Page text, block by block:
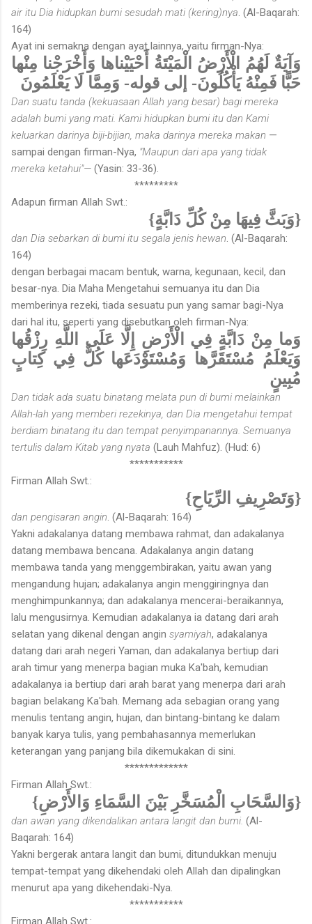
air itu Dia hidupkan bumi sesudah mati (kering)nya . (Al-Baqarah:
164)
Ayat ini semakna dengan ayat lainnya, yaitu firman-Nya:
وَآيَةٌ لَهُمُ الْأَرْضُ الْمَيْتَةُ أَحْيَيْناها وَأَخْرَجْنا مِنْها
حَبًّا فَمِنْهُ يَأْكُلُونَ- إلى قوله- وَمِمَّا لَا يَعْلَمُونَ
Dan suatu tanda (kekuasaan Allah yang besar) bagi mereka
adalah bumi yang mati. Kami hidupkan bumi itu dan Kami
keluarkan darinya biji-bijian, maka darinya mereka makan —
sampai dengan firman-Nya, "Maupun dari apa yang tidak
mereka ketahui"— (Yasin: 33-36).
*********
Adapun firman Allah Swt.:
{وَبَثَّ فِيهَا مِنْ كُلِّ دَابَّةٍ}
dan Dia sebarkan di bumi itu segala jenis hewan . (Al-Baqarah:
164)
dengan berbagai macam bentuk, warna, kegunaan, kecil, dan
besar-nya. Dia Maha Mengetahui semuanya itu dan Dia
memberinya rezeki, tiada sesuatu pun yang samar bagi-Nya
dari hal itu, seperti yang disebutkan oleh firman-Nya:
وَما مِنْ دَابَّةٍ فِي الْأَرْضِ إِلَّا عَلَى اللَّهِ رِزْقُها
وَيَعْلَمُ مُسْتَقَرَّها وَمُسْتَوْدَعَها كُلٌّ فِي كِتابٍ
مُبِينٍ
Dan tidak ada suatu binatang melata pun di bumi melainkan
Allah-lah yang memberi rezekinya, dan Dia mengetahui tempat
berdiam binatang itu dan tempat penyimpanannya. Semuanya
tertulis dalam Kitab yang nyata (Lauh Mahfuz). (Hud: 6)
***********
Firman Allah Swt.:
{وَتَصْرِيفِ الرِّيَاحِ}
dan pengisaran angin . (Al-Baqarah: 164)
Yakni adakalanya datang membawa rahmat, dan adakalanya
datang membawa bencana. Adakalanya angin datang
membawa tanda yang menggembirakan, yaitu awan yang
mengandung hujan; adakalanya angin menggiringnya dan
menghimpunkannya; dan adakalanya mencerai-beraikannya,
lalu mengusirnya. Kemudian adakalanya ia datang dari arah
selatan yang dikenal dengan angin syamiyah, adakalanya
datang dari arah negeri Yaman, dan adakalanya bertiup dari
arah timur yang menerpa bagian muka Ka'bah, kemudian
adakalanya ia bertiup dari arah barat yang menerpa dari arah
bagian belakang Ka'bah. Memang ada sebagian orang yang
menulis tentang angin, hujan, dan bintang-bintang ke dalam
banyak karya tulis, yang pembahasannya memerlukan
keterangan yang panjang bila dikemukakan di sini.
*************
Firman Allah Swt.:
{وَالسَّحَابِ الْمُسَخَّرِ بَيْنَ السَّمَاءِ وَالأَرْضِ}
dan awan yang dikendalikan antara langit dan bumi. (Al-
Baqarah: 164)
Yakni bergerak antara langit dan bumi, ditundukkan menuju
tempat-tempat yang dikehendaki oleh Allah dan dipalingkan
menurut apa yang dikehendaki-Nya.
***********
Firman Allah Swt.: